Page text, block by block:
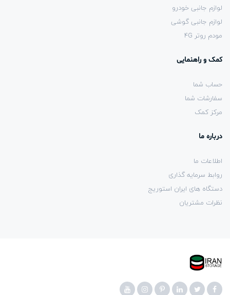
لوازم جانبی خودرو
لوازم جانبی گوشی
مودم روتر 4G
کمک و راهنمایی
حساب شما
سفارشات شما
مرکز کمک
درباره ما
اطلاعات ما
روابط سرمایه گذاری
دستگاه های ایران استوریج
نظرات مشتریان